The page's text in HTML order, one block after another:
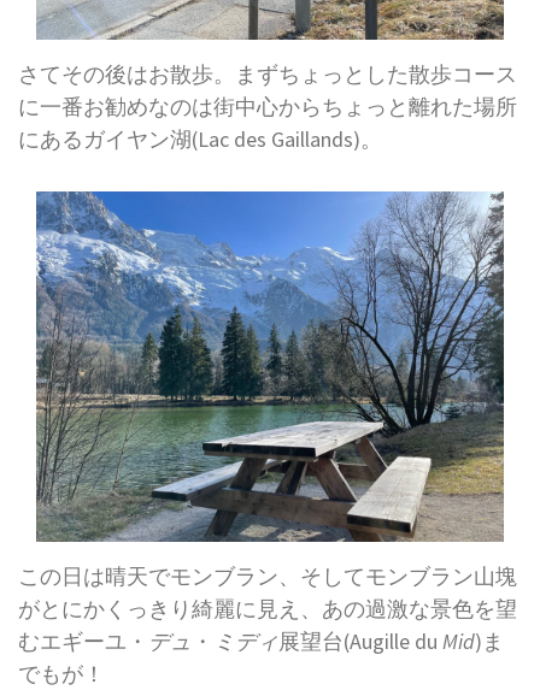
さてその後はお散歩。まずちょっとした散歩コース
に一番お勧めなのは街中心からちょっと離れた場所
にあるガイヤン湖(Lac des Gaillands)。
この日は晴天でモンブラン、そしてモンブラン山塊
がとにかくっきり綺麗に見え、あの過激な景色を望
むエギーユ・ デュ ・ ミディ展望台(Augille du Mid)ま
でもが！